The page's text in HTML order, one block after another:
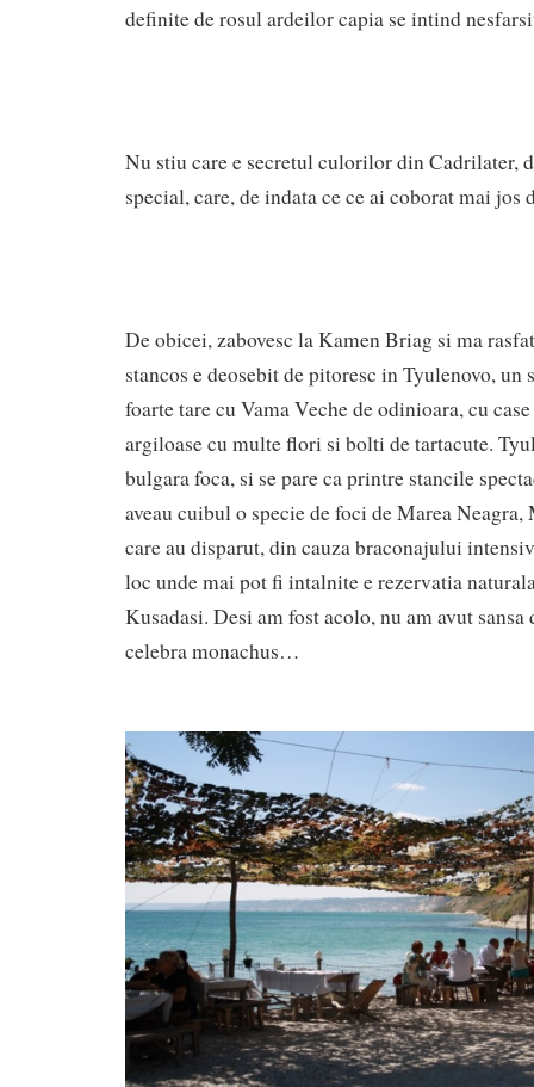
definite de rosul ardeilor capia se intind
Nu stiu care e secretul culorilor din Cadrilater,
special, care, de indata ce ce ai coborat mai jos
De obicei, zabovesc la Kamen Briag si ma
stancos e deosebit de pitoresc in Tyulenovo, un
foarte tare cu Vama Veche de odinioara, cu
argiloase cu multe flori si bolti de tartacute.
bulgara foca, si se pare ca printre stancile
aveau cuibul o specie de foci de Marea Neagra,
care au disparut, din cauza braconajului
loc unde mai pot fi intalnite e rezervatia
Kusadasi. Desi am fost acolo, nu am avut
celebra monachus…